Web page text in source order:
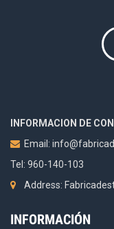
INFORMACION DE
Email:
Tel: 960-140-103
Address:
INFORMACIÓN